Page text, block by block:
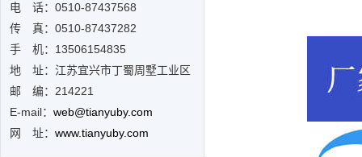
电 话：0510-87437568
传 真：0510-87437282
手 机：13506154835
地 址：江苏宜兴市丁蜀周墅工业区
邮 编：214221
E-mail： web@tianyuby.com
网 址： www.tianyuby.com